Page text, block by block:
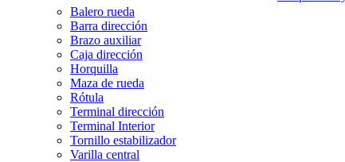
Balero rueda
Barra dirección
Brazo auxiliar
Caja dirección
Horquilla
Maza de rueda
Rótula
Terminal dirección
Terminal Interior
Tornillo estabilizador
Varilla central